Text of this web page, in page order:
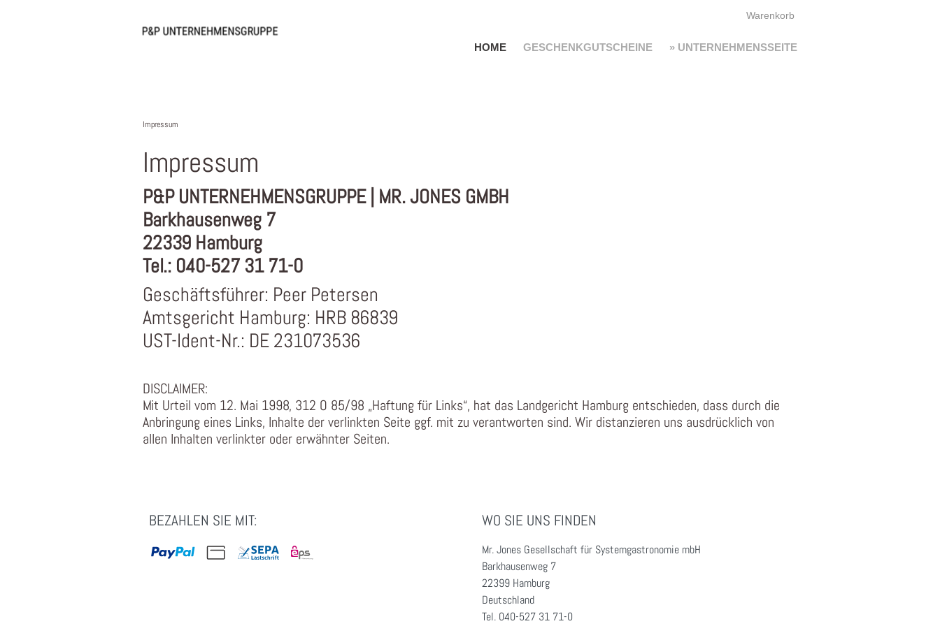
Warenkorb
HOME GESCHENKGUTSCHEINE » UNTERNEHMENSSEITE
Impressum
Impressum
P&P UNTERNEHMENSGRUPPE | MR. JONES GMBH
Barkhausenweg 7
22339 Hamburg
Tel.: 040-527 31 71-0
Geschäftsführer: Peer Petersen
Amtsgericht Hamburg: HRB 86839
UST-Ident-Nr.: DE 231073536
DISCLAIMER:
Mit Urteil vom 12. Mai 1998, 312 O 85/98 „Haftung für Links“, hat das Landgericht Hamburg entschieden, dass durch die
Anbringung eines Links, Inhalte der verlinkten Seite ggf. mit zu verantworten sind. Wir distanzieren uns ausdrücklich von
allen Inhalten verlinkter oder erwähnter Seiten.
BEZAHLEN SIE MIT: WO SIE UNS FINDEN
Mr. Jones Gesellschaft für Systemgastronomie mbH
Barkhausenweg 7
22399 Hamburg
Deutschland
Tel. 040-527 31 71-0